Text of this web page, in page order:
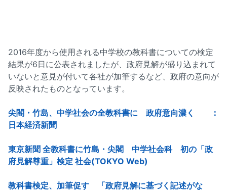
2016年度から使用される中学校の教科書についての検定
結果が6日に公表されましたが、政府見解が盛り込まれて
いないと意見が付いて各社が加筆するなど、政府の意向が
反映されたものとなっています。
尖閣・竹島、中学社会の全教科書に 政府意向濃く ：
日本経済新聞
東京新聞 全教科書に竹島・尖閣 中学社会科 初の「政
府見解尊重」検定 社会(TOKYO Web)
教科書検定、加筆促す 「政府見解に基づく記述がな